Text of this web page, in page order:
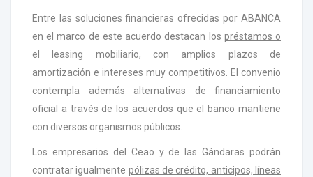
Entre las soluciones financieras ofrecidas por ABANCA
en el marco de este acuerdo destacan los préstamos o
el leasing mobiliario, con amplios plazos de
amortización e intereses muy competitivos. El convenio
contempla además alternativas de financiamiento
oficial a través de los acuerdos que el banco mantiene
con diversos organismos públicos.
Los empresarios del Ceao y de las Gándaras podrán
contratar igualmente pólizas de crédito, anticipos, líneas